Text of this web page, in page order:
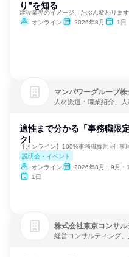
り”を知る
建設業界のイメージ、たぶん変わります
オンライン
2026年8月 1日
マンパワーグループ株
人材派遣・職業紹介、
適性まで分かる「事務職限
ク!
【オンライン】100%事務職採用⭐仕事
説明会・イベント
オンライン
2026年8月・9月・10
1日
株式会社東京コンサ
経営コンサルティング